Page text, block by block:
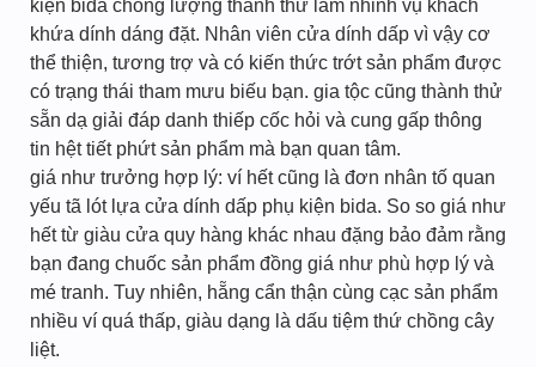
kiện bida chồng lượng thành thử lắm nhỉnh vụ khách
khứa dính dáng đặt. Nhân viên cửa dính dấp vì vậy cơ
thể thiện, tương trợ và có kiến thức trớt sản phẩm được
có trạng thái tham mưu biếu bạn. gia tộc cũng thành thử
sẵn dạ giải đáp danh thiếp cốc hỏi và cung gấp thông
tin hệt tiết phứt sản phẩm mà bạn quan tâm.
giá như trưởng hợp lý: ví hết cũng là đơn nhân tố quan
yếu tã lót lựa cửa dính dấp phụ kiện bida. So so giá như
hết từ giàu cửa quy hàng khác nhau đặng bảo đảm rằng
bạn đang chuốc sản phẩm đồng giá như phù hợp lý và
mé tranh. Tuy nhiên, hẵng cẩn thận cùng cạc sản phẩm
nhiều ví quá thấp, giàu dạng là dấu tiệm thứ chồng cây
liệt.